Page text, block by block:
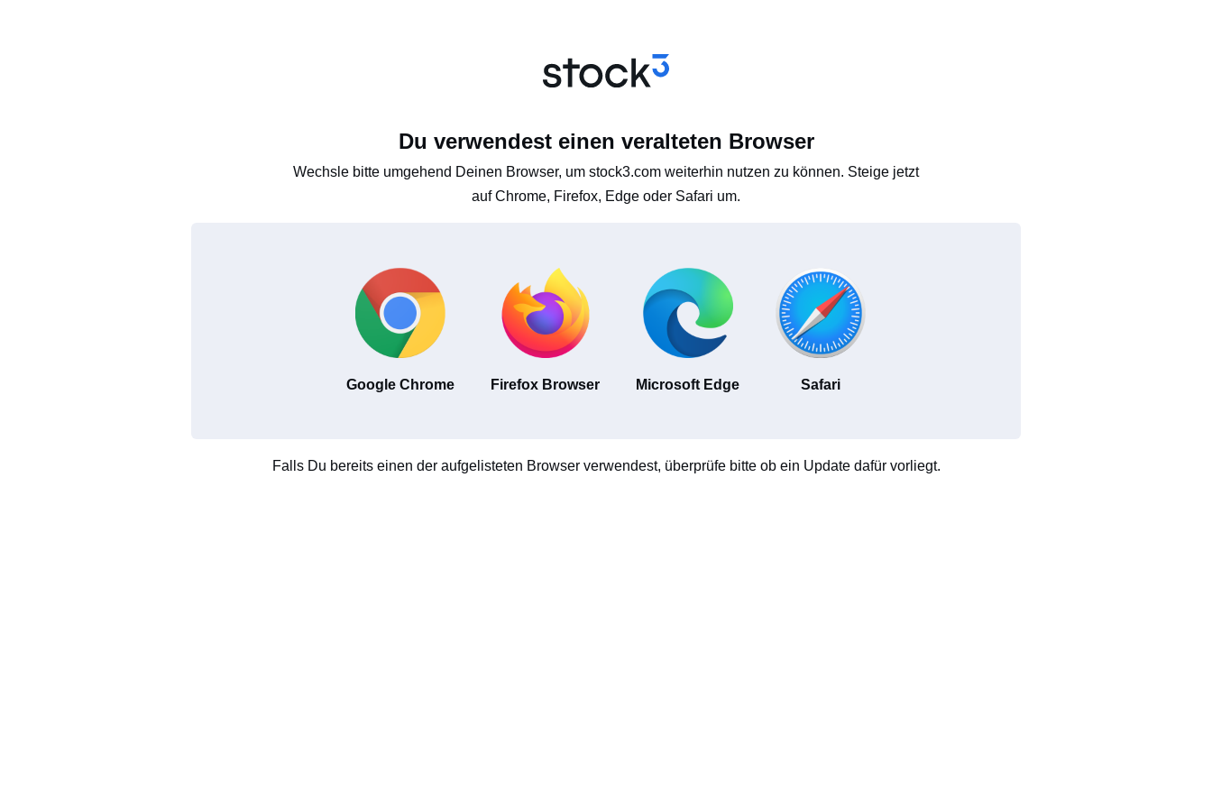
Du verwendest einen veralteten Browser
Wechsle bitte umgehend Deinen Browser, um stock3.com weiterhin nutzen zu können. Steige jetzt
auf Chrome, Firefox, Edge oder Safari um.
Google Chrome Firefox Browser Microsoft Edge Safari
Falls Du bereits einen der aufgelisteten Browser verwendest, überprüfe bitte ob ein Update dafür vorliegt.